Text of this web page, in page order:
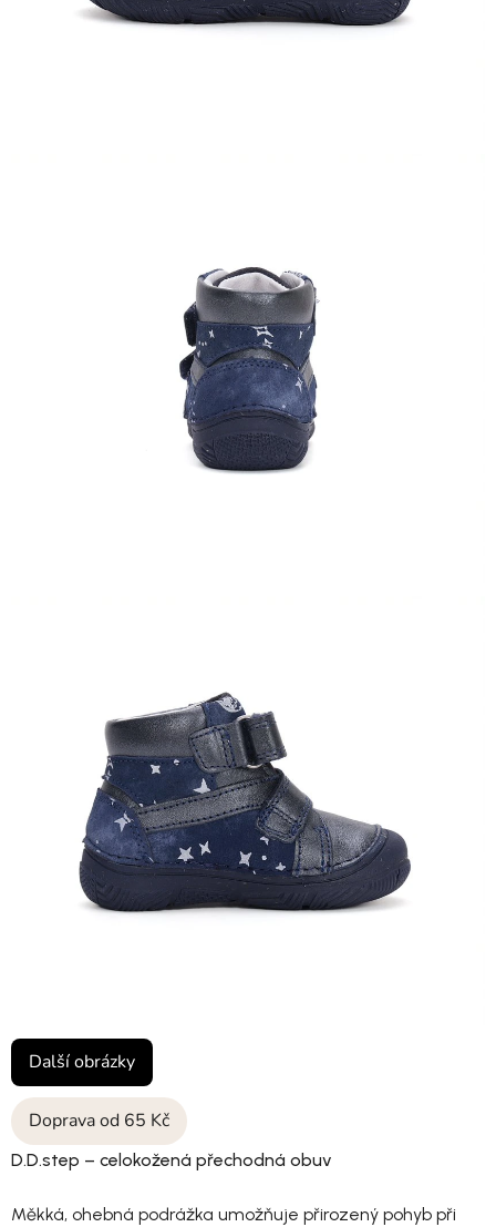
Doprava od 65 Kč
D.D.step – celokožená přechodná obuv
Měkká, ohebná podrážka umožňuje přirozený pohyb při
Další obrázky